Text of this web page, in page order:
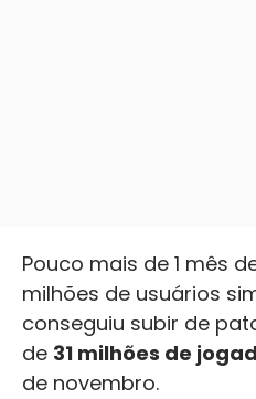
Pouco mais de 1 mês
milhões de usuários
conseguiu subir de
de 31 milhões de
de novembro.